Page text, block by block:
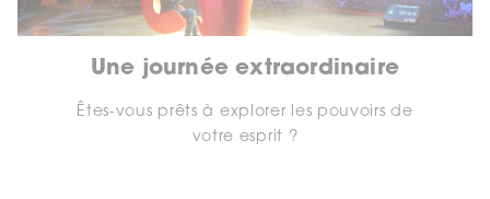
Une journée extraordinaire
Êtes-vous prêts à explorer les pouvoirs de
votre esprit ?